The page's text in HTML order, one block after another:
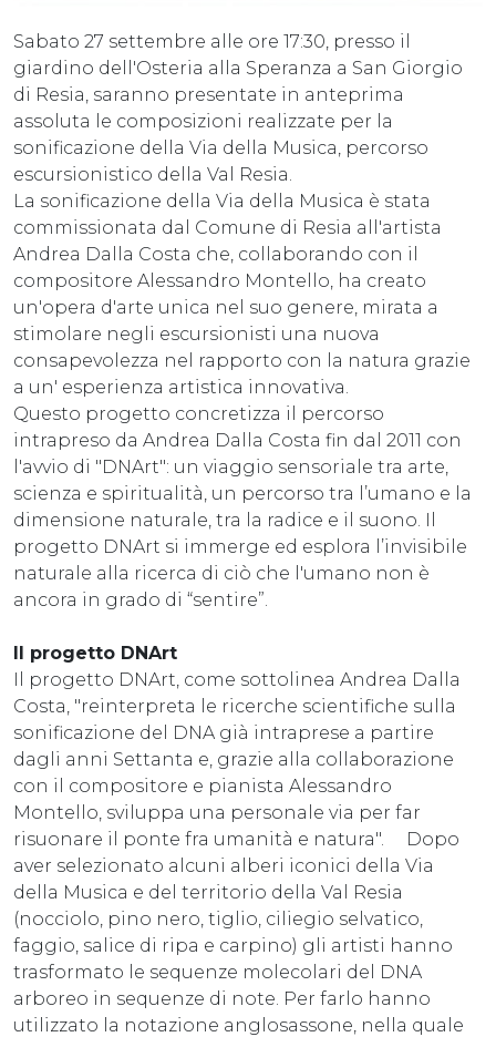
Sabato 27 settembre alle ore 17:30, presso il
giardino dell'Osteria alla Speranza a San Giorgio
di Resia, saranno presentate in anteprima
assoluta le composizioni realizzate per la
sonificazione della Via della Musica, percorso
escursionistico della Val Resia.
La sonificazione della Via della Musica è stata
commissionata dal Comune di Resia all'artista
Andrea Dalla Costa che, collaborando con il
compositore Alessandro Montello, ha creato
un'opera d'arte unica nel suo genere, mirata a
stimolare negli escursionisti una nuova
consapevolezza nel rapporto con la natura grazie
a un' esperienza artistica innovativa.
Questo progetto concretizza il percorso
intrapreso da Andrea Dalla Costa fin dal 2011 con
l'avvio di "DNArt": un viaggio sensoriale tra arte,
scienza e spiritualità, un percorso tra l’umano e la
dimensione naturale, tra la radice e il suono. Il
progetto DNArt si immerge ed esplora l’invisibile
naturale alla ricerca di ciò che l'umano non è
ancora in grado di “sentire”.
Il progetto DNArt
Il progetto DNArt, come sottolinea Andrea Dalla
Costa, "reinterpreta le ricerche scientifiche sulla
sonificazione del DNA già intraprese a partire
dagli anni Settanta e, grazie alla collaborazione
con il compositore e pianista Alessandro
Montello, sviluppa una personale via per far
risuonare il ponte fra umanità e natura". Dopo
aver selezionato alcuni alberi iconici della Via
della Musica e del territorio della Val Resia
(nocciolo, pino nero, tiglio, ciliegio selvatico,
faggio, salice di ripa e carpino) gli artisti hanno
trasformato le sequenze molecolari del DNA
arboreo in sequenze di note. Per farlo hanno
utilizzato la notazione anglosassone, nella quale